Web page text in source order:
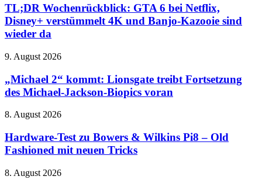
weniger
Wartungszicke
sein
GTA
6
bei
Netflix,
verstümmelt
und
Banjo-
sind
wieder
da
TL;DR Wochenrückblick: GTA 6 bei Netflix,
Disney+ verstümmelt 4K und Banjo-Kazooie sind
wieder da
„Michael
kommt:
Lionsgate
treibt
des
Jackson-
Biopics
9. August 2026
„Michael 2“ kommt: Lionsgate treibt Fortsetzung
des Michael-Jackson-Biopics voran
Hardware-
zu
Bowers
&
Pi8
8. August 2026
Hardware-Test zu Bowers & Wilkins Pi8 – Old
Fashioned mit neuen Tricks
Disney
8. August 2026